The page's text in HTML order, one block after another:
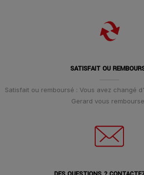
SATISFAIT OU
Satisfait ou remboursé : Vous avez changé
Gerard vous